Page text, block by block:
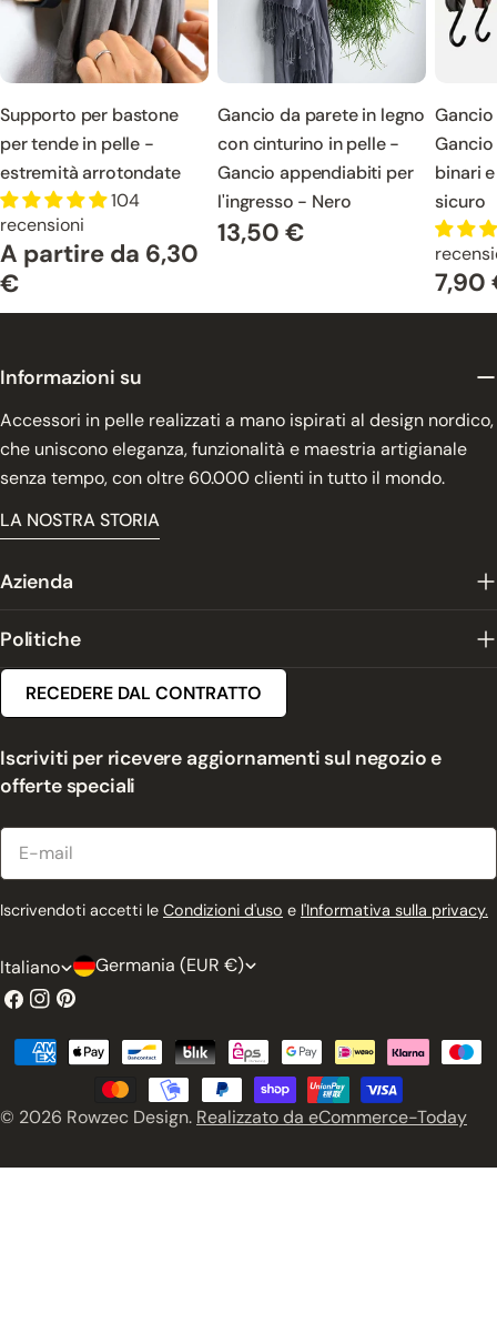
Supporto per bastone
per tende in pelle -
estremità arrotondate
104
recensioni
Prezzo
normale
A partire da 6,30
€
Gancio da parete in legno
con cinturino in pelle -
Gancio appendiabiti per
l'ingresso - Nero
Prezzo
13,50 €
Gancio
binari
sicuro
Prezzo
7,90
Informazioni su
Accessori in pelle realizzati a mano ispirati al design nordico,
che uniscono eleganza, funzionalità e maestria artigianale
senza tempo, con oltre 60.000 clienti in tutto il mondo.
LA NOSTRA STORIA
Azienda
Politiche
Iscriviti per ricevere aggiornamenti sul negozio e
offerte speciali
Iscrivendoti accetti le Condizioni d'uso e l'Informativa sulla privacy.
RECEDERE DAL CONTRATTO
L
i
n
u
Italiano P
a
e
s
e
Germania (EUR €)
Facebook
Instagram
Pinterest
© 2026 Rowzec Design. Realizzato da eCommerce-Today
Metodi
pagamento